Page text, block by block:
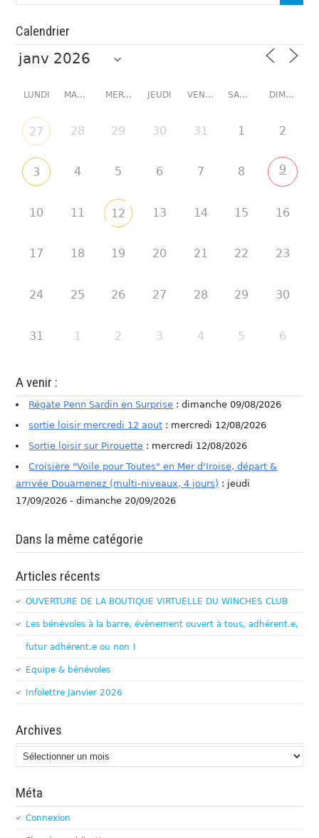
Calendrier
LUNDI MARDI MERCREDI JEUDI VENDREDI SAMEDI DIMANCHE
27 28 29 30 31 1 2
3 4 5 6 7 8 9
10 11 12 13 14 15 16
17 18 19 20 21 22 23
24 25 26 27 28 29 30
31 1 2 3 4 5 6
A venir :
Régate Penn Sardin en Surprise : dimanche 09/08/2026
sortie loisir mercredi 12 aout : mercredi 12/08/2026
Sortie loisir sur Pirouette : mercredi 12/08/2026
Croisière "Voile pour Toutes" en Mer d'Iroise, départ &
arrivée Douarnenez (multi-niveaux, 4 jours) : jeudi
17/09/2026 - dimanche 20/09/2026
Dans la même catégorie
Articles récents
OUVERTURE DE LA BOUTIQUE VIRTUELLE DU WINCHES CLUB
Les bénévoles à la barre, évènement ouvert à tous, adhérent.e,
futur adhérent.e ou non !
Equipe & bénévoles
Infolettre Janvier 2026
Archives
Archives
Méta
Connexion